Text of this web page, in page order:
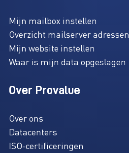
Mijn mailbox instellen
Overzicht mailserver adressen
Mijn website instellen
Waar is mijn data opgeslagen
Over Provalue
Over ons
Datacenters
ISO-certificeringen